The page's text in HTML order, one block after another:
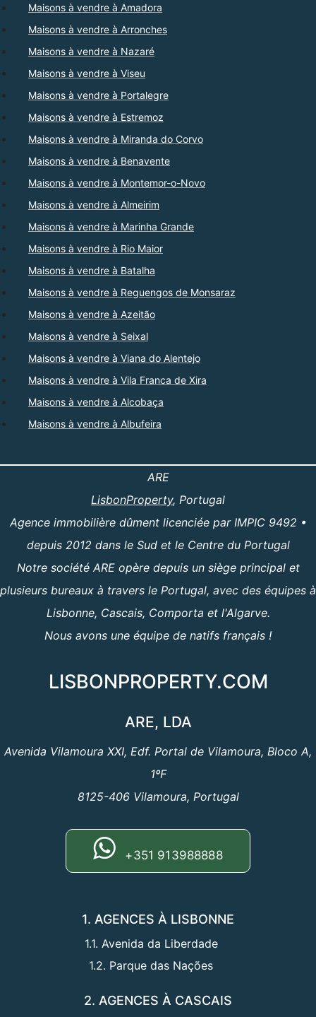
Maisons à vendre à Amadora
Maisons à vendre à Arronches
Maisons à vendre à Nazaré
Maisons à vendre à Viseu
Maisons à vendre à Portalegre
Maisons à vendre à Estremoz
Maisons à vendre à Miranda do Corvo
Maisons à vendre à Benavente
Maisons à vendre à Montemor-o-Novo
Maisons à vendre à Almeirim
Maisons à vendre à Marinha Grande
Maisons à vendre à Rio Maior
Maisons à vendre à Batalha
Maisons à vendre à Reguengos de Monsaraz
Maisons à vendre à Azeitão
Maisons à vendre à Seixal
Maisons à vendre à Viana do Alentejo
Maisons à vendre à Vila Franca de Xira
Maisons à vendre à Alcobaça
Maisons à vendre à Albufeira
ARE
LisbonProperty, Portugal
Agence immobilière dûment licenciée par IMPIC 9492 •
depuis 2012 dans le Sud et le Centre du Portugal
Notre société ARE opère depuis un siège principal et
plusieurs bureaux à travers le Portugal, avec des équipes à
Lisbonne, Cascais, Comporta et l'Algarve.
Nous avons une équipe de natifs français !
LISBONPROPERTY.COM
ARE, LDA
Avenida Vilamoura XXI, Edf. Portal de Vilamoura, Bloco A,
1ºF
8125-406 Vilamoura, Portugal
+351 913988888
1. AGENCES À LISBONNE
1.1. Avenida da Liberdade
1.2. Parque das Nações
2. AGENCES À CASCAIS